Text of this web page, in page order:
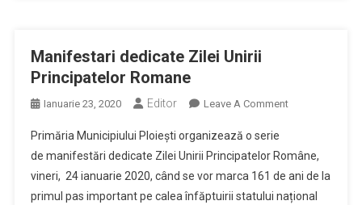
Manifestari dedicate Zilei Unirii
Principatelor Romane
Ianuarie 23, 2020 Editor Leave A CommentOn
Zilei
Unirii
Principatelor
Primăria Municipiului Ploiești organizează o serie
de manifestări dedicate Zilei Unirii Principatelor Române,
vineri, 24 ianuarie 2020, când se vor marca 161 de ani de la
primul pas important pe calea înfăptuirii statului național